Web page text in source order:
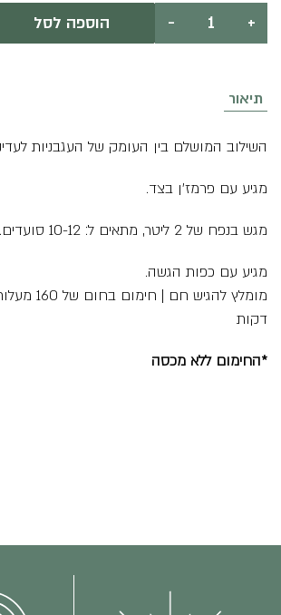
-
כמות
פסטה
+ הוספה לסל
תיאור
השילוב המושלם בין העומק של העגבניות
מגיע עם פרמז’ן בצד.
מגש בנפח של 2 ליטר, מתאים ל: 10-12 סועדים.
מגיע עם כפות הגשה.
דקות
*החימום ללא מכסה